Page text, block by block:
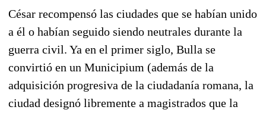
César recompensó las ciudades que se habían unido
a él o habían seguido siendo neutrales durante la
guerra civil. Ya en el primer siglo, Bulla se
convirtió en un Municipium (además de la
adquisición progresiva de la ciudadanía romana, la
ciudad designó libremente a magistrados que la